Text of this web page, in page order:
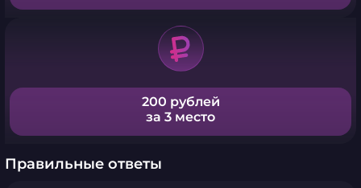
200 рублей
за 3 место
Правильные ответы